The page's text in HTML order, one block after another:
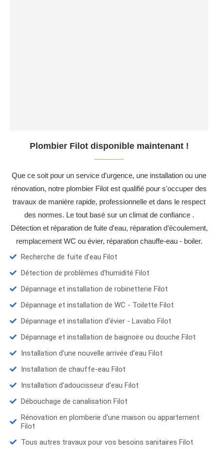
Plombier Filot disponible maintenant !
Que ce soit pour un service d'urgence, une installation ou une
rénovation, notre plombier Filot est qualifié pour s'occuper des
travaux de manière rapide, professionnelle et dans le respect
des normes. Le tout basé sur un climat de confiance .
Détection et réparation de fuite d'eau, réparation d’écoulement,
remplacement WC ou évier, réparation chauffe-eau - boiler.
Recherche de fuite d’eau Filot
Détection de problèmes d'humidité Filot
Dépannage et installation de robinetterie Filot
Dépannage et installation de WC - Toilette Filot
Dépannage et installation d'évier - Lavabo Filot
Dépannage et installation de baignoire ou douche Filot
Installation d'une nouvelle arrivée d'eau Filot
Installation de chauffe-eau Filot
Installation d’adoucisseur d'eau Filot
Débouchage de canalisation Filot
Rénovation en plomberie d'une maison ou appartement
Filot
Tous autres travaux pour vos besoins sanitaires Filot